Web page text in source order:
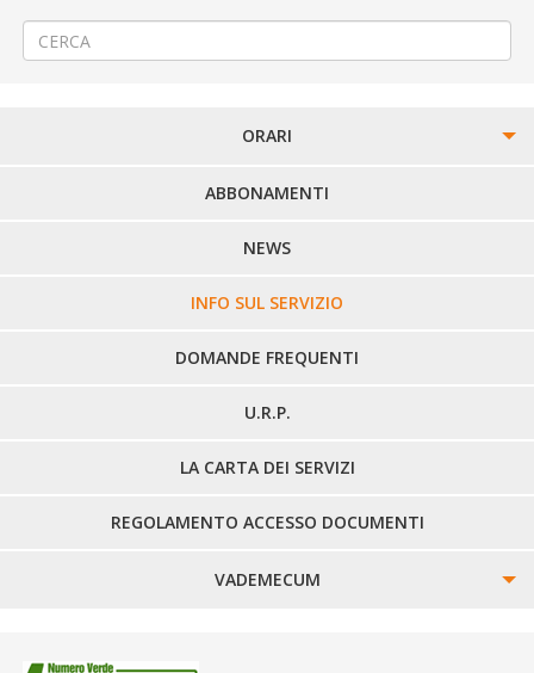
ORARI
PERCORSI URBANI IN BIELLA
LINEE URBANE VERCELLI
LINEE EXTRAURBANE
ABBONAMENTI
NEWS
INFO SUL SERVIZIO
DOMANDE FREQUENTI
U.R.P.
LA CARTA DEI SERVIZI
REGOLAMENTO ACCESSO DOCUMENTI
VADEMECUM